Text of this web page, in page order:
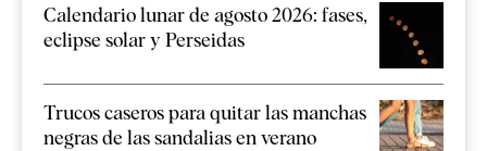
Calendario lunar de agosto 2026: fases,
eclipse solar y Perseidas
Trucos caseros para quitar las manchas
negras de las sandalias en verano